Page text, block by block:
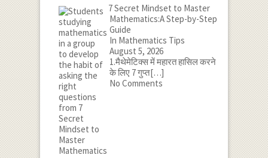
7 Secret Mindset to Master
Mathematics:A Step-by-Step
Guide
In Mathematics Tips
August 5, 2026
1.मैथेमेटिक्स में महारत हासिल करने
के लिए 7 गुप्त[…]
No Comments